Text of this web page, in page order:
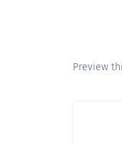
Preview